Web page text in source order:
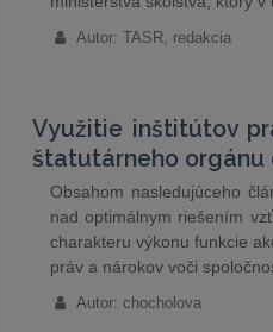
Autor: TASR, redakcia
Využitie inštitútov
štatutárneho orgánu
Obsahom nasledujúceho
nad optimálnym riešením
charakteru výkonu funkcie
práv a nárokov voči
Autor: chocholova